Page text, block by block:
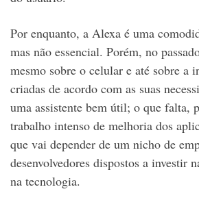
Por enquanto, a Alexa é uma
mas não essencial. Porém, no
mesmo sobre o celular e até sobre a
criadas de acordo com as suas
uma assistente bem útil; o que falta,
trabalho intenso de melhoria dos
que vai depender de um nicho de
desenvolvedores dispostos a investir
na tecnologia.